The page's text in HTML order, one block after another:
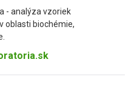
- analýza vzoriek
oblasti biochémie,